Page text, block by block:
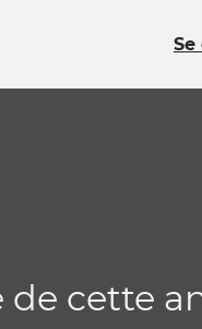
Se
de cette